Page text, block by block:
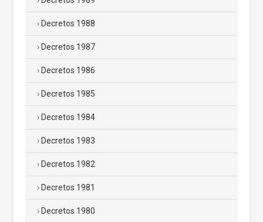
Decretos 1988
Decretos 1987
Decretos 1986
Decretos 1985
Decretos 1984
Decretos 1983
Decretos 1982
Decretos 1981
Decretos 1980